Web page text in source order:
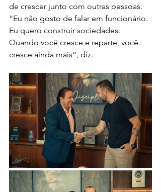
de crescer junto com outras pessoas.
“Eu não gosto de falar em funcionário.
Eu quero construir sociedades.
Quando você cresce e reparte, você
cresce ainda mais”, diz.